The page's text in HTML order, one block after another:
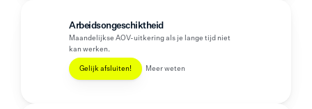
Arbeidsongeschiktheid
Maandelijkse AOV-uitkering als je lange tijd niet
kan werken.
Gelijk afsluiten! Meer weten